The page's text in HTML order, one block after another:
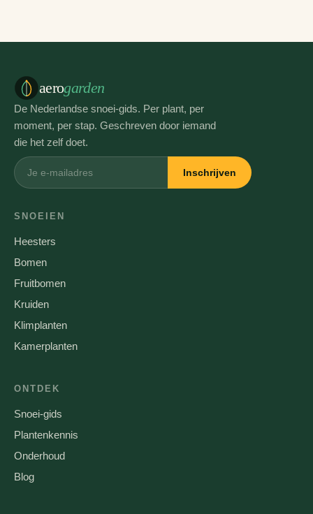
aerogarden
De Nederlandse snoei-gids. Per plant, per
moment, per stap. Geschreven door iemand
die het zelf doet.
Inschrijven
SNOEIEN
Heesters
Bomen
Fruitbomen
Kruiden
Klimplanten
Kamerplanten
ONTDEK
Snoei-gids
Plantenkennis
Onderhoud
Blog